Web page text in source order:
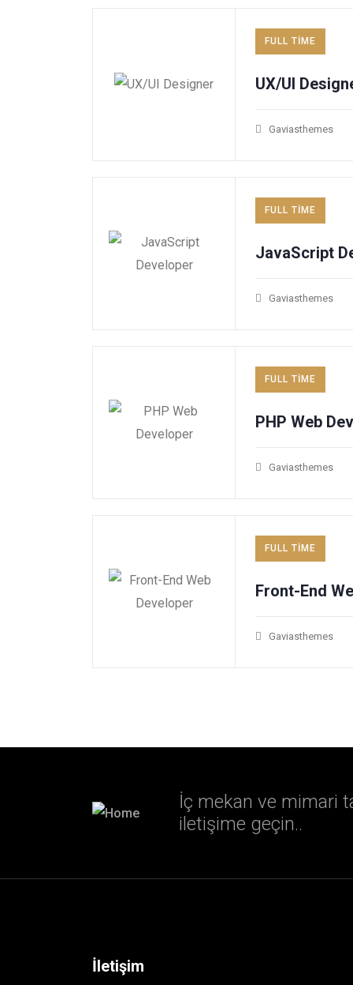
FULL TIME
UX/UI
Gaviasthemes
FULL TIME
JavaScript
Gaviasthemes
FULL TIME
PHP Web
Gaviasthemes
FULL TIME
Front-End
Gaviasthemes
İç mekan ve mimari
iletişime geçin..
İletişim